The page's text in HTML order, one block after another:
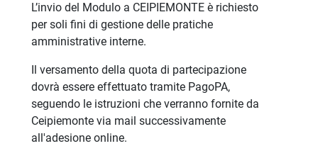
L’invio del Modulo a CEIPIEMONTE è richiesto
per soli fini di gestione delle pratiche
amministrative interne.
Il versamento della quota di partecipazione
dovrà essere effettuato tramite PagoPA,
seguendo le istruzioni che verranno fornite da
Ceipiemonte via mail successivamente
all'adesione online.